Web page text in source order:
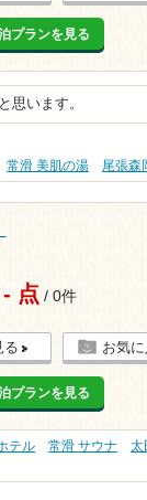
プランを見る
思います。
常滑 美肌の湯 尾張森
- 点 / 0件
る お気
プランを見る
テル 常滑 サウナ 太